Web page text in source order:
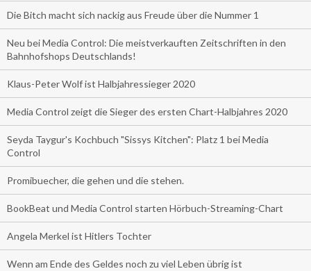
Die Bitch macht sich nackig aus Freude über die Nummer 1
Neu bei Media Control: Die meistverkauften Zeitschriften in den
Bahnhofshops Deutschlands!
Klaus-Peter Wolf ist Halbjahressieger 2020
Media Control zeigt die Sieger des ersten Chart-Halbjahres 2020
Seyda Taygur's Kochbuch "Sissys Kitchen": Platz 1 bei Media
Control
Promibuecher, die gehen und die stehen.
BookBeat und Media Control starten Hörbuch-Streaming-Chart
Angela Merkel ist Hitlers Tochter
Wenn am Ende des Geldes noch zu viel Leben übrig ist